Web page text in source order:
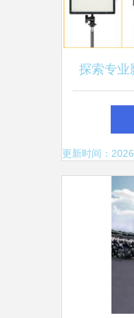
探索专业
器材
更新时间：